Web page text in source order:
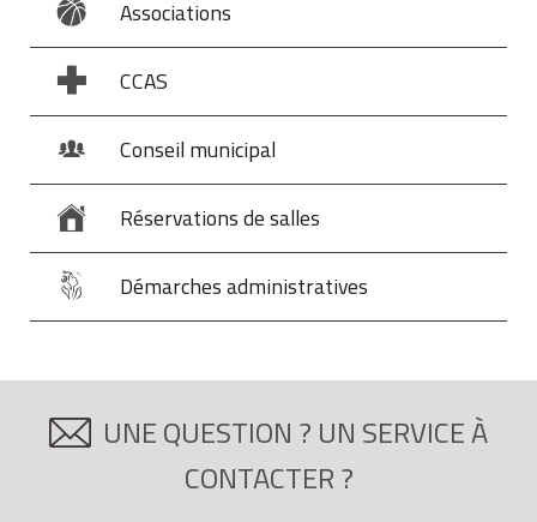
Chypre
Croatie
Associations
CCAS
Conseil municipal
Réservations de salles
Démarches administratives
UNE QUESTION ? UN SERVICE À
CONTACTER ?